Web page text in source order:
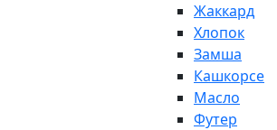
Жаккард
Хлопок
Замша
Кашкорсе
Масло
Футер